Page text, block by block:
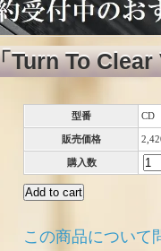
To Clear
型番 CD
販売価格
購入数
この商品について